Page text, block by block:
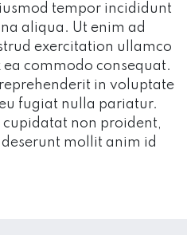
tempor incididunt
aliqua. Ut enim ad
exercitation ullamco
commodo consequat.
in voluptate
fugiat nulla pariatur.
cupidatat non proident,
mollit anim id